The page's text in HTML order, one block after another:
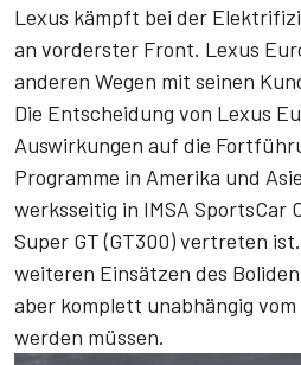
Lexus kämpft bei der
an vorderster Front. Lexus
anderen Wegen mit seinen
Die Entscheidung von Lexus
Auswirkungen auf die
Programme in Amerika und
werksseitig in IMSA SportsCar
Super GT (GT300) vertreten
weiteren Einsätzen des
aber komplett unabhängig
werden müssen.